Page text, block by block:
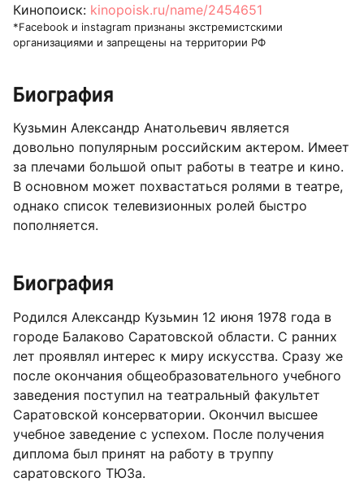
Кинопоиск: kinopoisk.ru/name/2454651
*Facebook и instagram признаны экстремистскими
организациями и запрещены на территории РФ
Биография
Кузьмин Александр Анатольевич является
довольно популярным российским актером. Имеет
за плечами большой опыт работы в театре и кино.
В основном может похвастаться ролями в театре,
однако список телевизионных ролей быстро
пополняется.
Биография
Родился Александр Кузьмин 12 июня 1978 года в
городе Балаково Саратовской области. С ранних
лет проявлял интерес к миру искусства. Сразу же
после окончания общеобразовательного учебного
заведения поступил на театральный факультет
Саратовской консерватории. Окончил высшее
учебное заведение с успехом. После получения
диплома был принят на работу в труппу
саратовского ТЮЗа.